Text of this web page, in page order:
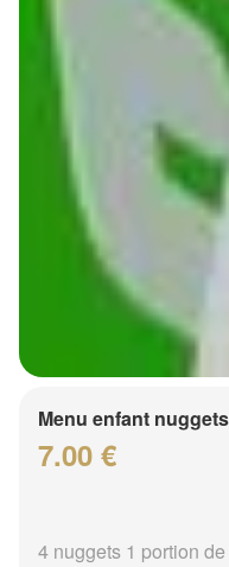
Menu enfant nuggets
7.00 €
4 nuggets 1 portion